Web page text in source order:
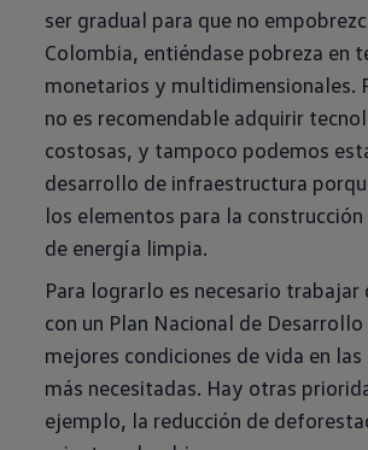
ser gradual para que no
Colombia, entiéndase pobreza en
monetarios y multidimensionales.
no es recomendable adquirir
costosas, y tampoco podemos
desarrollo de infraestructura
los elementos para la
de energía limpia.
Para lograrlo es necesario trabajar
con un Plan Nacional de
mejores condiciones de vida en
más necesitadas. Hay otras
ejemplo, la reducción de